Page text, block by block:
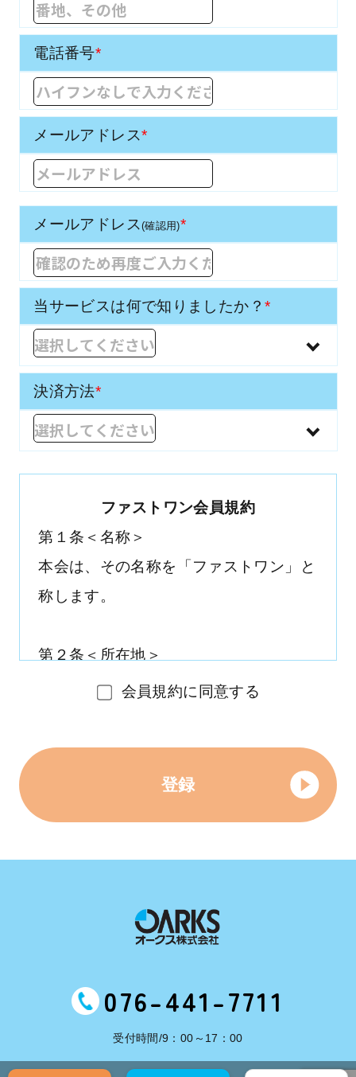
電話番号*
メールアドレス*
メールアドレス (確認用)*
当サービスは何で知りましたか？ *
決済方法*
ファストワン会員規約
第１条＜名称＞
本会は、その名称を「ファストワン」と
称します。
第２条＜所在地＞
本会の所在地は、富山県富山市中島4丁
本会は、会員等の冠婚葬祭における経済
入会のお申込みは、当社所定の方法で必
要事項を届出の上、当社で定められた入
1.入会金は10,000円とします。
2.入会時に当社所定のクレジット決済又
は、コンビニ決済にてお支払いいただき
会員規約に同意する
登録
受付時間/9：00～17：00
076-441-7711